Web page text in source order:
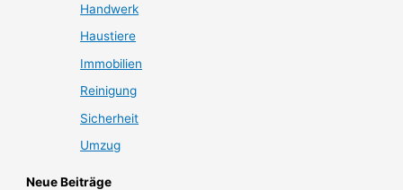
Handwerk
Haustiere
Immobilien
Reinigung
Sicherheit
Umzug
Neue Beiträge